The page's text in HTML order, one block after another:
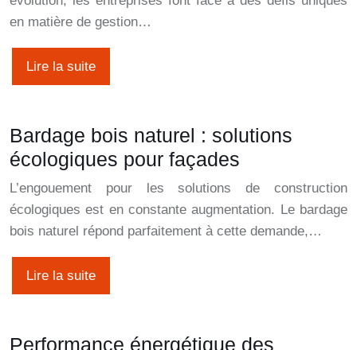
en matière de gestion…
Lire la suite
Bardage bois naturel : solutions
écologiques pour façades
L’engouement pour les solutions de construction
écologiques est en constante augmentation. Le bardage
bois naturel répond parfaitement à cette demande,…
Lire la suite
Performance énergétique des